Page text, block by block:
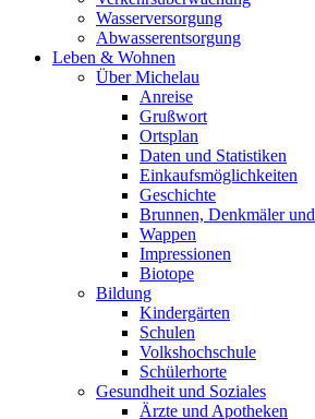
Wasserversorgung
Abwasserentsorgung
Leben & Wohnen
Über Michelau
Anreise
Grußwort
Ortsplan
Daten und Statistiken
Einkaufsmöglichkeiten
Geschichte
Brunnen, Denkmäler
Wappen
Impressionen
Biotope
Bildung
Kindergärten
Schulen
Volkshochschule
Schülerhorte
Gesundheit und Soziales
Ärzte und Apotheken